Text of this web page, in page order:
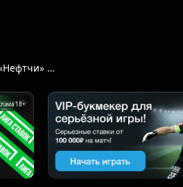
«Зенит» разнёс «Нефтчи» 4:1: Аугусто забил первый гол за клуб, а Кондаков поставил жирную точку
18+